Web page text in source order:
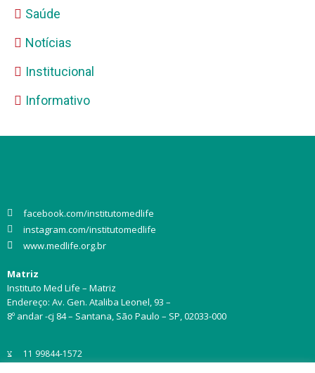
Saúde
Notícias
Institucional
Informativo
facebook.com/institutomedlife
instagram.com/institutomedlife
www.medlife.org.br
Matriz
Instituto Med Life – Matriz
Endereço: Av. Gen. Ataliba Leonel, 93 –
8º andar -cj 84 – Santana, São Paulo – SP, 02033-000
11 99844-1572